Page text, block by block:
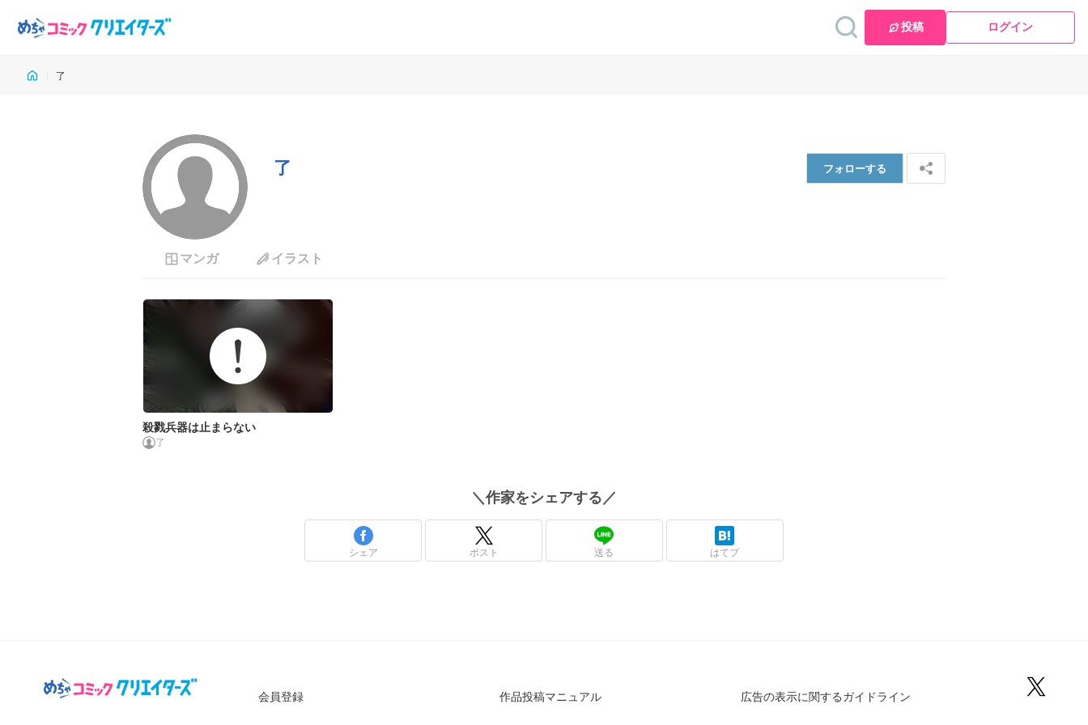
投稿 ログイン
了
了 フォローする
マンガ イラスト
殺戮兵器は止まらない
了
＼作家をシェアする／
シェア ポスト 送る はてブ
会員登録 作品投稿マニュアル 広告の表示に関するガイドライン